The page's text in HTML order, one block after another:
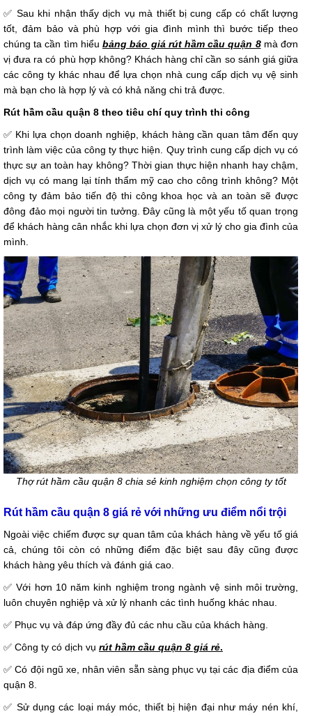
✅ Sau khi nhận thấy dịch vụ mà thiết bị cung cấp có chất lượng
tốt, đảm bảo và phù hợp với gia đình mình thì bước tiếp theo
chúng ta cần tìm hiểubảng báo giá rút hầm cầu quận 8mà đơn
vị đưa ra có phù hợp không? Khách hàng chỉ cần so sánh giá giữa
các công ty khác nhau để lựa chọn nhà cung cấp dịch vụ vệ sinh
mà bạn cho là hợp lý và có khả năng chi trả được.
Rút hầm cầu quận 8 theo tiêu chí quy trình thi công
✅ Khi lựa chọn doanh nghiệp, khách hàng cần quan tâm đến quy
trình làm việc của công ty thực hiện. Quy trình cung cấp dịch vụ có
thực sự an toàn hay không? Thời gian thực hiện nhanh hay chậm,
dịch vụ có mang lại tính thẩm mỹ cao cho công trình không? Một
công ty đảm bảo tiến độ thi công khoa học và an toàn sẽ được
đông đảo mọi người tin tưởng. Đây cũng là một yếu tố quan trọng
để khách hàng cân nhắc khi lựa chọn đơn vị xử lý cho gia đình của
mình.
Thợ rút hầm cầu quận 8 chia sẻ kinh nghiệm chọn công ty tốt
Rút hầm cầu quận 8 giá rẻ với những ưu điểm nổi trội
Ngoài việc chiếm được sự quan tâm của khách hàng về yếu tố giá
cả, chúng tôi còn có những điểm đặc biệt sau đây cũng được
khách hàng yêu thích và đánh giá cao.
✅ Với hơn 10 năm kinh nghiệm trong ngành vệ sinh môi trường,
luôn chuyên nghiệp và xử lý nhanh các tình huống khác nhau.
✅ Phục vụ và đáp ứng đầy đủ các nhu cầu của khách hàng.
✅ Công ty có dịch vụ rút hầm cầu quận 8 giá rẻ.
✅ Có đội ngũ xe, nhân viên sẵn sàng phục vụ tại các địa điểm của
quận 8.
✅ Sử dụng các loại máy móc, thiết bị hiện đại như máy nén khí,